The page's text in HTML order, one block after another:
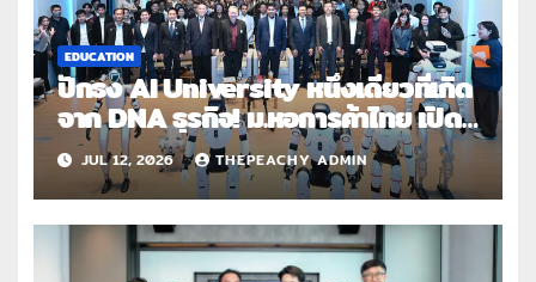
EDUCATION
ปักธง AI University หนึ่งเดียวที่เกิด
จาก DNA ธุรกิจ! ม.หอการค้าไทย เปิด
โครงการ UTCC AI Institute
ศูนย์กลางการพัฒนา AI เพื่อธุรกิจ
พร้อมลงนาม MOU พันธมิตรทั้งระบบ
นิเวศ
JUL 12, 2026 THEPEACHY ADMIN